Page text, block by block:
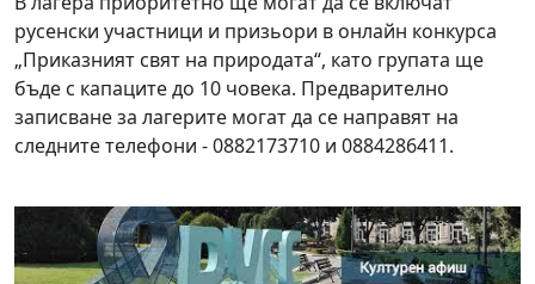
русенски участници и призьори в онлайн конкурса
„Приказният свят на природата“, като групата ще
бъде с капаците до 10 човека. Предварително
записване за лагерите могат да се направят на
следните телефони - 0882173710 и 0884286411.